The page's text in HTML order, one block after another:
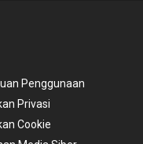
Penggunaan
Privasi
Cookie